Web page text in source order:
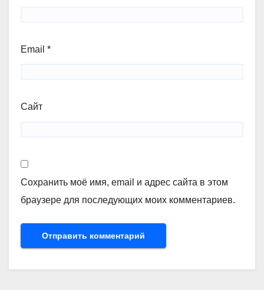
Email *
Сайт
Сохранить моё имя, email и адрес сайта в этом
браузере для последующих моих комментариев.